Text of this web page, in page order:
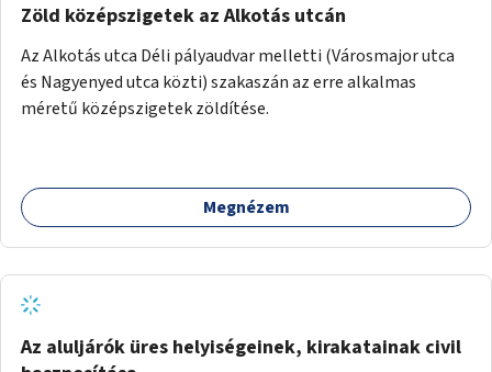
Zöld középszigetek az Alkotás utcán
Az Alkotás utca Déli pályaudvar melletti (Városmajor utca
és Nagyenyed utca közti) szakaszán az erre alkalmas
méretű középszigetek zöldítése.
Megnézem
Az aluljárók üres helyiségeinek, kirakatainak civil